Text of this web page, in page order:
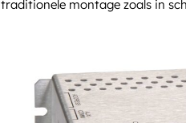
traditionele montage zoals in